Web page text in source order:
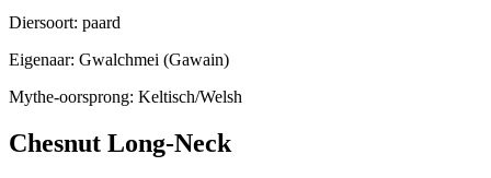
Diersoort: paard
Eigenaar: Gwalchmei (Gawain)
Mythe-oorsprong: Keltisch/Welsh
Chesnut Long-Neck